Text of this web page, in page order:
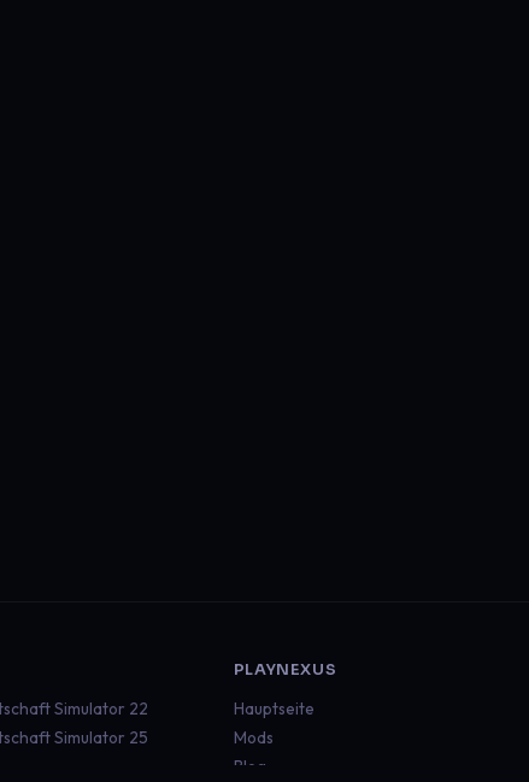
Simulator 22
Simulator 25
PLAYNEXUS
Hauptseite
Mods
Blog